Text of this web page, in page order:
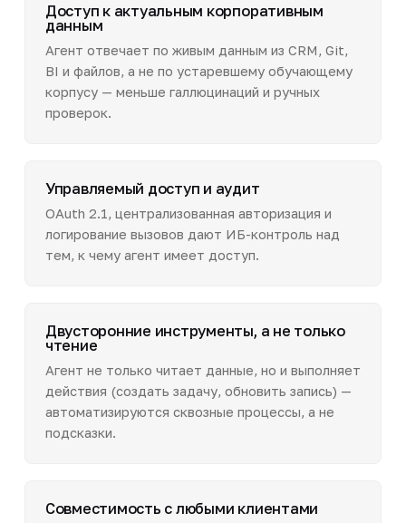
Доступ к актуальным корпоративным
данным
Агент отвечает по живым данным из CRM, Git,
BI и файлов, а не по устаревшему обучающему
корпусу — меньше галлюцинаций и ручных
проверок.
Управляемый доступ и аудит
OAuth 2.1, централизованная авторизация и
логирование вызовов дают ИБ-контроль над
тем, к чему агент имеет доступ.
Двусторонние инструменты, а не только
чтение
Агент не только читает данные, но и выполняет
действия (создать задачу, обновить запись) —
автоматизируются сквозные процессы, а не
подсказки.
Совместимость с любыми клиентами